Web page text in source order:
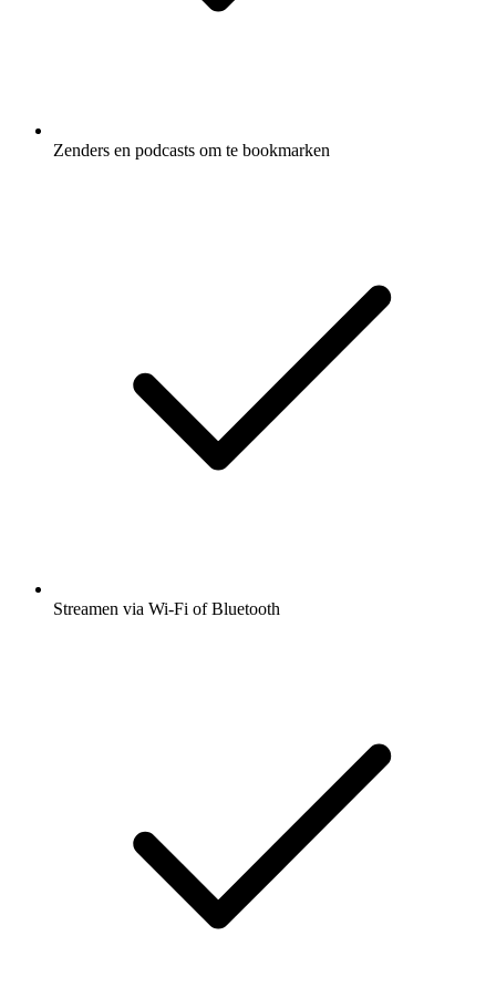
Zenders en podcasts om te bookmarken
Streamen via Wi-Fi of Bluetooth